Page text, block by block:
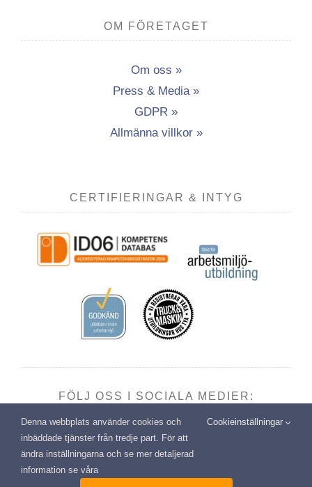
OM FÖRETAGET
Om oss »
Press & Media »
GDPR »
Allmänna villkor »
CERTIFIERINGAR & INTYG
FÖLJ OSS I SOCIALA MEDIER:
Copyright: Transport- & Miljöutbildning i Vännäsby AB | All
Denna webbplats använder cookies och
inbäddade tjänster från tredje part. För att
ändra inställningarna och se mer detaljerad
information se våra
Cookieinställningar